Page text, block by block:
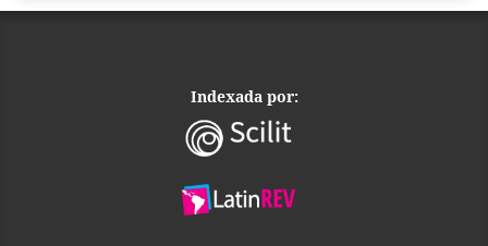
Indexada por: